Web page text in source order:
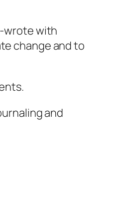
wrote with
change and to
and